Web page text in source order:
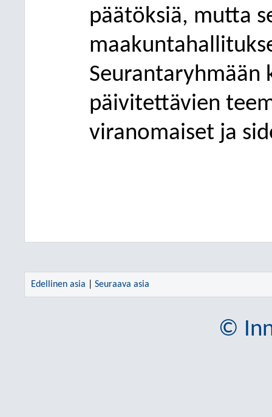
päätöksiä, mutta
Seurantaryhmään
päivitettävien
viranomaiset ja
Edellinen asia Seuraava asia
©